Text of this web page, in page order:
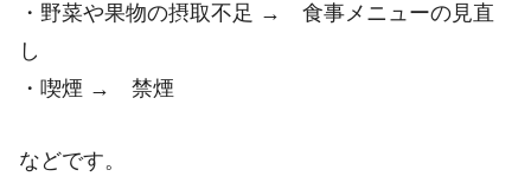
・野菜や果物の摂取不足 → 食事メニューの見直
し
・喫煙 → 禁煙
などです。